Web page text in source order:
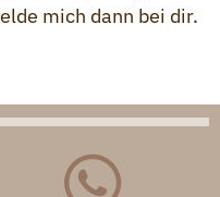
mich dann bei dir.